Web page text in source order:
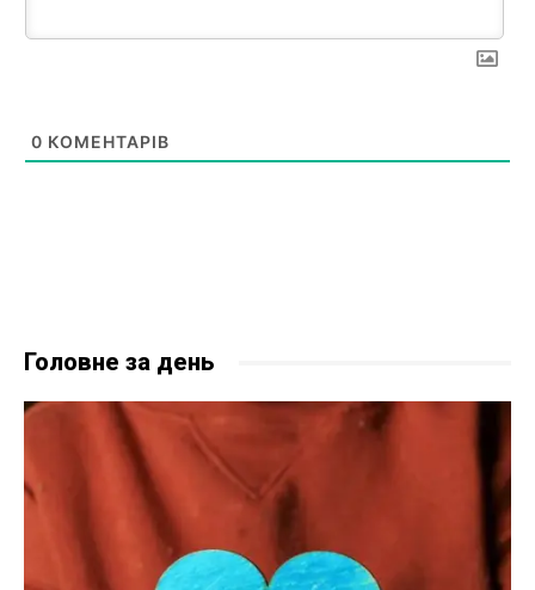
0 КОМЕНТАРІВ
Головне за день